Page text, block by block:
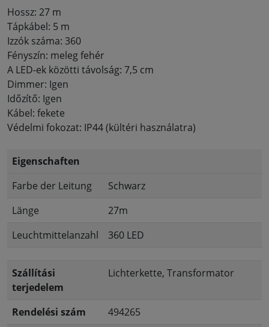
Hossz: 27 m
Tápkábel: 5 m
Izzók száma: 360
Fényszín: meleg fehér
A LED-ek közötti távolság: 7,5 cm
Dimmer: Igen
Időzítő: Igen
Kábel: fekete
Védelmi fokozat: IP44 (kültéri használatra)
Eigenschaften
Farbe der Leitung
Schwarz
Länge
27m
Leuchtmittelanzahl
360 LED
Szállítási
terjedelem
Lichterkette, Transformator
Rendelési szám
494265